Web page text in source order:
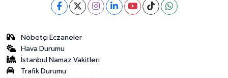
Nöbetçi Eczaneler
Hava Durumu
İstanbul Namaz Vakitleri
Trafik Durumu